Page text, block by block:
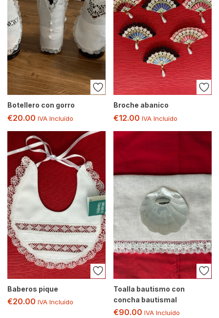
Botellero con gorro
€20.00 IVA Incluído
Broche abanico
€12.00 IVA Incluído
Baberos pique
€20.00 IVA Incluído
Toalla bautismo con
concha bautismal
€90.00 IVA Incluído